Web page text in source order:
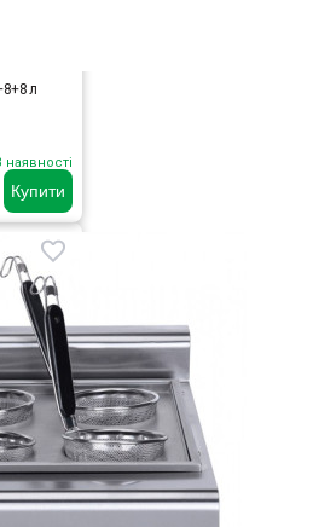
Купити
л
наявності